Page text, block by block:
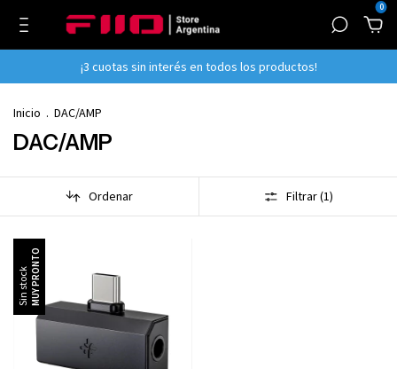
0
¡3 cuotas sin interés en todos los productos!
Inicio . DAC/AMP
DAC/AMP
Ordenar Filtrar (1)
Sin stock